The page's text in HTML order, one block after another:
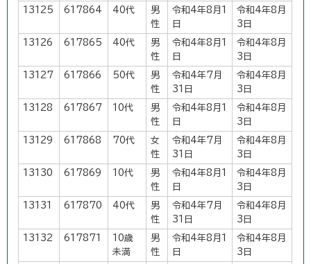
13125 617864 40代
男
性
令和4年8月1
日
令和4年8月
3日
13126 617865 40代
男
性
令和4年8月1
日
令和4年8月
3日
13127 617866 50代
男
性
令和4年7月
31日
令和4年8月
3日
13128 617867 10代
男
性
令和4年8月1
日
令和4年8月
3日
13129 617868 70代
女
性
令和4年7月
31日
令和4年8月
3日
13130 617869 10代
男
性
令和4年8月1
日
令和4年8月
3日
13131 617870 40代
男
性
令和4年7月
31日
令和4年8月
3日
13132 617871
10歳
未満
男
性
令和4年8月1
日
令和4年8月
3日